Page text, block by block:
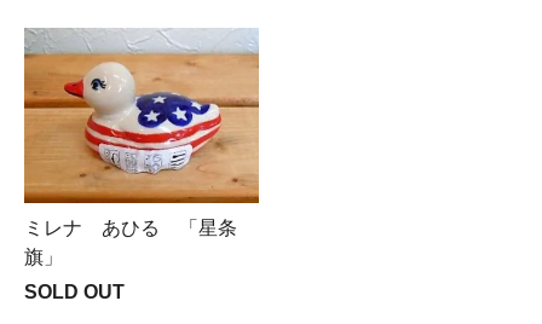
ミレナ あひる 「星条
旗」
SOLD OUT